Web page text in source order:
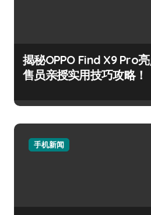
揭秘OPPO Find X9 Pro
售员亲授实用技巧攻略！
手机新闻